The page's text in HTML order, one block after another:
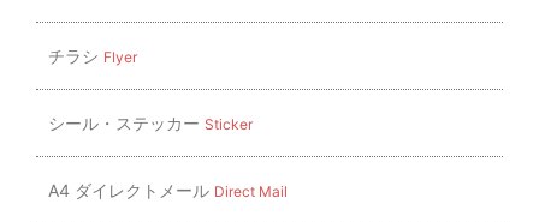
チラシ Flyer
シール・ステッカー Sticker
A4 ダイレクトメール Direct Mail